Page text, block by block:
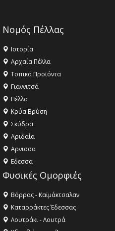
Νομός Πέλλας
Ιστορία
Αρχαία Πέλλα
Τοπικά Προϊόντα
Γιαννιτσά
Πέλλα
Κρύα Βρύση
Σκύδρα
Αριδαία
Aρνισσα
Eδεσσα
Φυσικές Ομορφιές
Βόρρας - Καϊμάκτσαλαν
Καταρράκτες Έδεσσας
Λουτράκι - Λουτρά